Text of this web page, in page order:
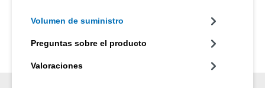
Volumen de suministro
Preguntas sobre el producto
Valoraciones